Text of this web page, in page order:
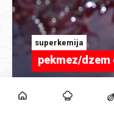
superkemija
pekmez/dzem